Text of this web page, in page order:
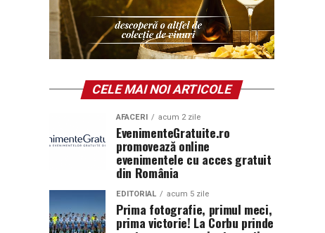
CELE MAI NOI ARTICOLE
AFACERI acum 2 zile
EvenimenteGratuite.ro
promovează online
evenimentele cu acces gratuit
din România
EDITORIAL acum 5 zile
Prima fotografie, primul meci,
prima victorie! La Corbu prinde